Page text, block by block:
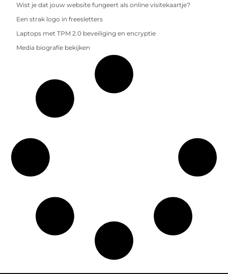
Wist je dat jouw website fungeert als online visitekaartje?
Een strak logo in freesletters
Laptops met TPM 2.0 beveiliging en encryptie
Media biografie bekijken